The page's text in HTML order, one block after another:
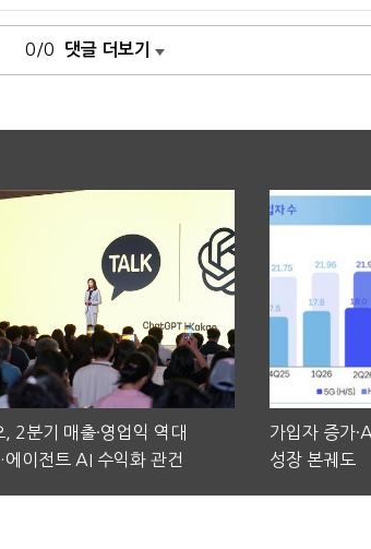
0/0 댓글 더보기
, 2분기 매출·영업익 역대
이전트 AI 수익화 관건
가입자 증가
성장 본궤도